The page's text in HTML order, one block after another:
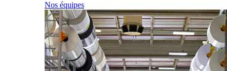
Nos équipes